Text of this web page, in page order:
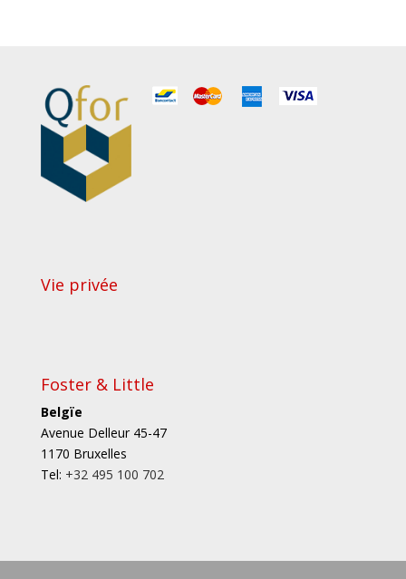
Vie privée
Foster & Little
Belgïe
Avenue Delleur 45-47
1170 Bruxelles
Tel: +32 495 100 702